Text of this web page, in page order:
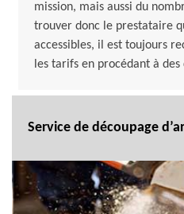
mission, mais aussi du
trouver donc le prestataire
accessibles, il est toujours
les tarifs en procédant à des
Service de découpage